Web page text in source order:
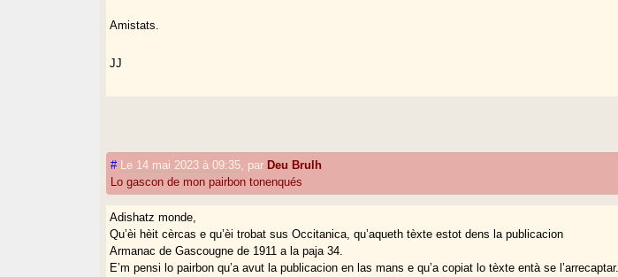
Amistats.
JJ
# Le 14 mai 2023 à 09:35 par Deu Brulh
Lo gascon de mon pairbon tonenqués
Adishatz monde,
Qu’èi hèit cèrcas e qu’èi trobat sus Occitanica, qu’aqueth tèxte estot dens la publicacion
Armanac de Gascougne de 1911 a la paja 34.
E’m pensi lo pairbon qu’a avut la publicacion en las mans e qu’a copiat lo tèxte entà se l’arrecaptar.